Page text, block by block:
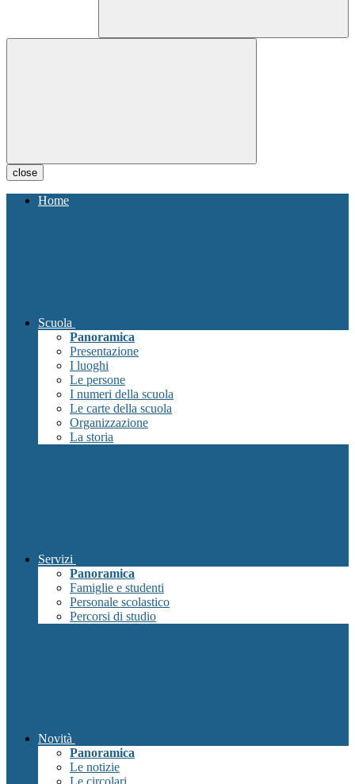
close
Home
Scuola
Panoramica
Presentazione
I luoghi
Le persone
I numeri della scuola
Le carte della scuola
Organizzazione
La storia
Servizi
Panoramica
Famiglie e studenti
Personale scolastico
Percorsi di studio
Novità
Panoramica
Le notizie